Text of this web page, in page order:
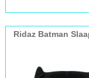
Ridaz Batman